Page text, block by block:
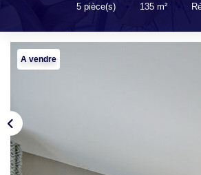
5pièce(s) 135m²
A vendre